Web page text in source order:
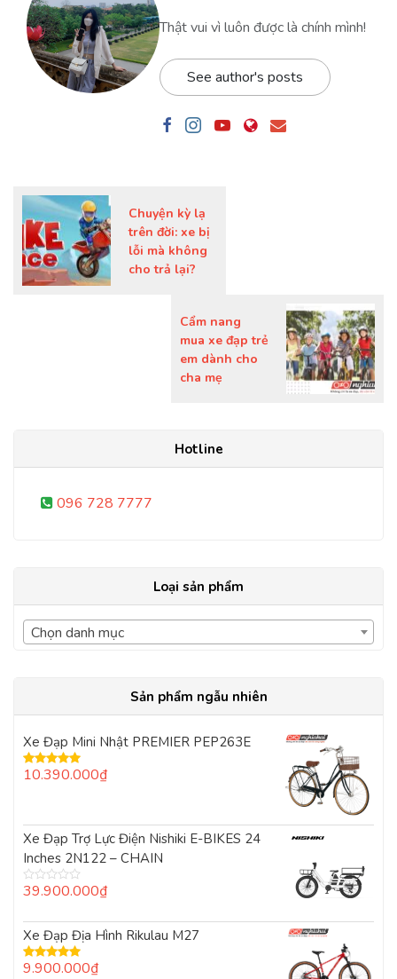
Thật vui vì luôn được là chính mình!
See author's posts
Chuyện kỳ lạ
trên đời: xe bị
lỗi mà không
cho trả lại?
Cẩm nang
mua xe đạp trẻ
em dành cho
cha mẹ
Hotline
096 728 7777
Loại sản phẩm
Chọn danh mục
Sản phẩm ngẫu nhiên
Xe Đạp Mini Nhật PREMIER PEP263E
Được xếp
10.390.000₫
Xe Đạp Trợ Lực Điện Nishiki E-BIKES 24
Inches 2N122 – CHAIN
Được
0
5
sao
39.900.000₫
Xe Đạp Địa Hình Rikulau M27
Được xếp
9.900.000₫